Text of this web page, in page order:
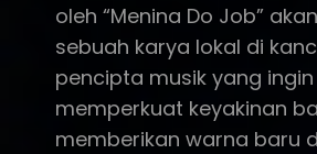
oleh “Menina Do Job”
sebuah karya lokal di
pencipta musik yang
memperkuat keyakinan
memberikan warna baru